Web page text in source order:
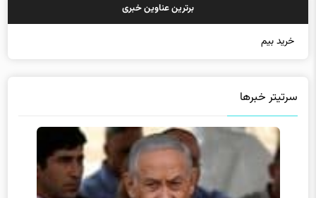
برترین عناوین خبری
خرید بیمه: سنتی ی
سرتیتر خبرها